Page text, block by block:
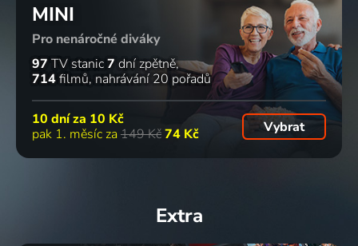
MINI
Pro nenáročné diváky
97 TV stanic7 dní zpětně
714filmů nahrávání 20 pořadů
10 dní za 10 Kč
pak 1. měsíc za 149 Kč74 Kč Vybrat
Extra